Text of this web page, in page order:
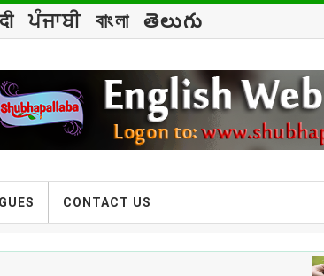
ਪੰਜਾਬੀ বাংলা తెలుగు
CONTACT US
ESSAY